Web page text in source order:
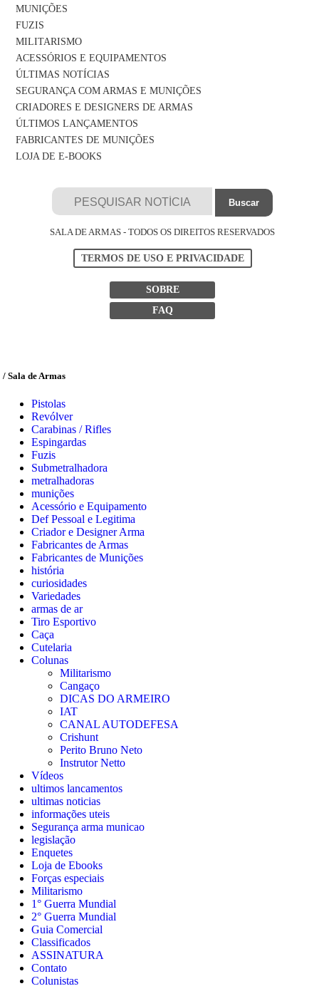
MUNIÇÕES
FUZIS
MILITARISMO
ACESSÓRIOS E EQUIPAMENTOS
ÚLTIMAS NOTÍCIAS
SEGURANÇA COM ARMAS E MUNIÇÕES
CRIADORES E DESIGNERS DE ARMAS
ÚLTIMOS LANÇAMENTOS
FABRICANTES DE MUNIÇÕES
LOJA DE E-BOOKS
SALA DE ARMAS - TODOS OS DIREITOS RESERVADOS
TERMOS DE USO E PRIVACIDADE
SOBRE
FAQ
/ Sala de Armas
Pistolas
Revólver
Carabinas / Rifles
Espingardas
Fuzis
Submetralhadora
metralhadoras
munições
Acessório e Equipamento
Def Pessoal e Legitima
Criador e Designer Arma
Fabricantes de Armas
Fabricantes de Munições
história
curiosidades
Variedades
armas de ar
Tiro Esportivo
Caça
Cutelaria
Colunas
Militarismo
Cangaço
DICAS DO ARMEIRO
IAT
CANAL AUTODEFESA
Crishunt
Perito Bruno Neto
Instrutor Netto
Vídeos
ultimos lancamentos
ultimas noticias
informações uteis
Segurança arma municao
legislação
Enquetes
Loja de Ebooks
Forças especiais
Militarismo
1° Guerra Mundial
2° Guerra Mundial
Guia Comercial
Classificados
ASSINATURA
Contato
Colunistas